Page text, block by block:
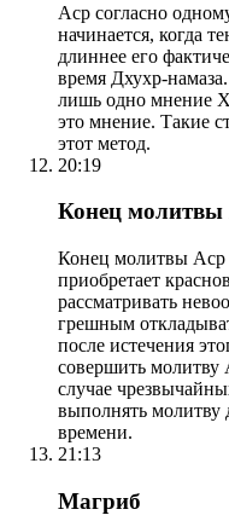
Аср согласно
начинается, когда
длиннее его
время Дхухр-
лишь одно мнение
это мнение. Такие
этот метод.
20:19
Конец молитвы
Конец молитвы Аср
приобретает
рассматривать
грешным
после истечения
совершить
случае
выполнять молитву
времени.
21:13
Магриб